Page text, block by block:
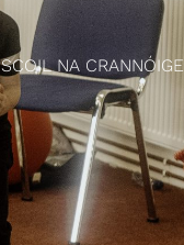
SCOIL NA CRANNÓIGE